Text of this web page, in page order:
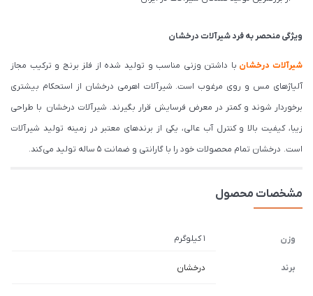
ویژگی منحصر به فرد شیرآلات درخشان
شیرآلات درخشان با داشتن وزنی مناسب و تولید شده از فلز برنج و ترکیب مجاز
آلیاژهای مس و روی مرغوب است. شیرآلات اهرمی درخشان از استحکام بیشتری
برخوردار شوند و کمتر در معرض فرسایش قرار بگیرند. شیرآلات درخشان با طراحی
زیبا، کیفیت بالا و کنترل آب عالی، یکی از برندهای معتبر در زمینه تولید شیرآلات
است. درخشان تمام محصولات خود را با گارانتی و ضمانت 5 ساله تولید می کند.
مشخصات محصول
وزن 1 کیلوگرم
برند درخشان